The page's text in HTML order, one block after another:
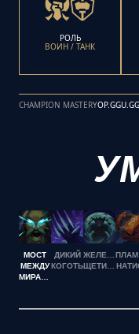
РОЛЬ
ВОИН / ТАНК
CHAMPION MASTERYOP.GGU.GG
МОСТ
МЕЖДУ
ДИКИЙ
КОГОТЬ
ЖЕЛЕЗНАЯ